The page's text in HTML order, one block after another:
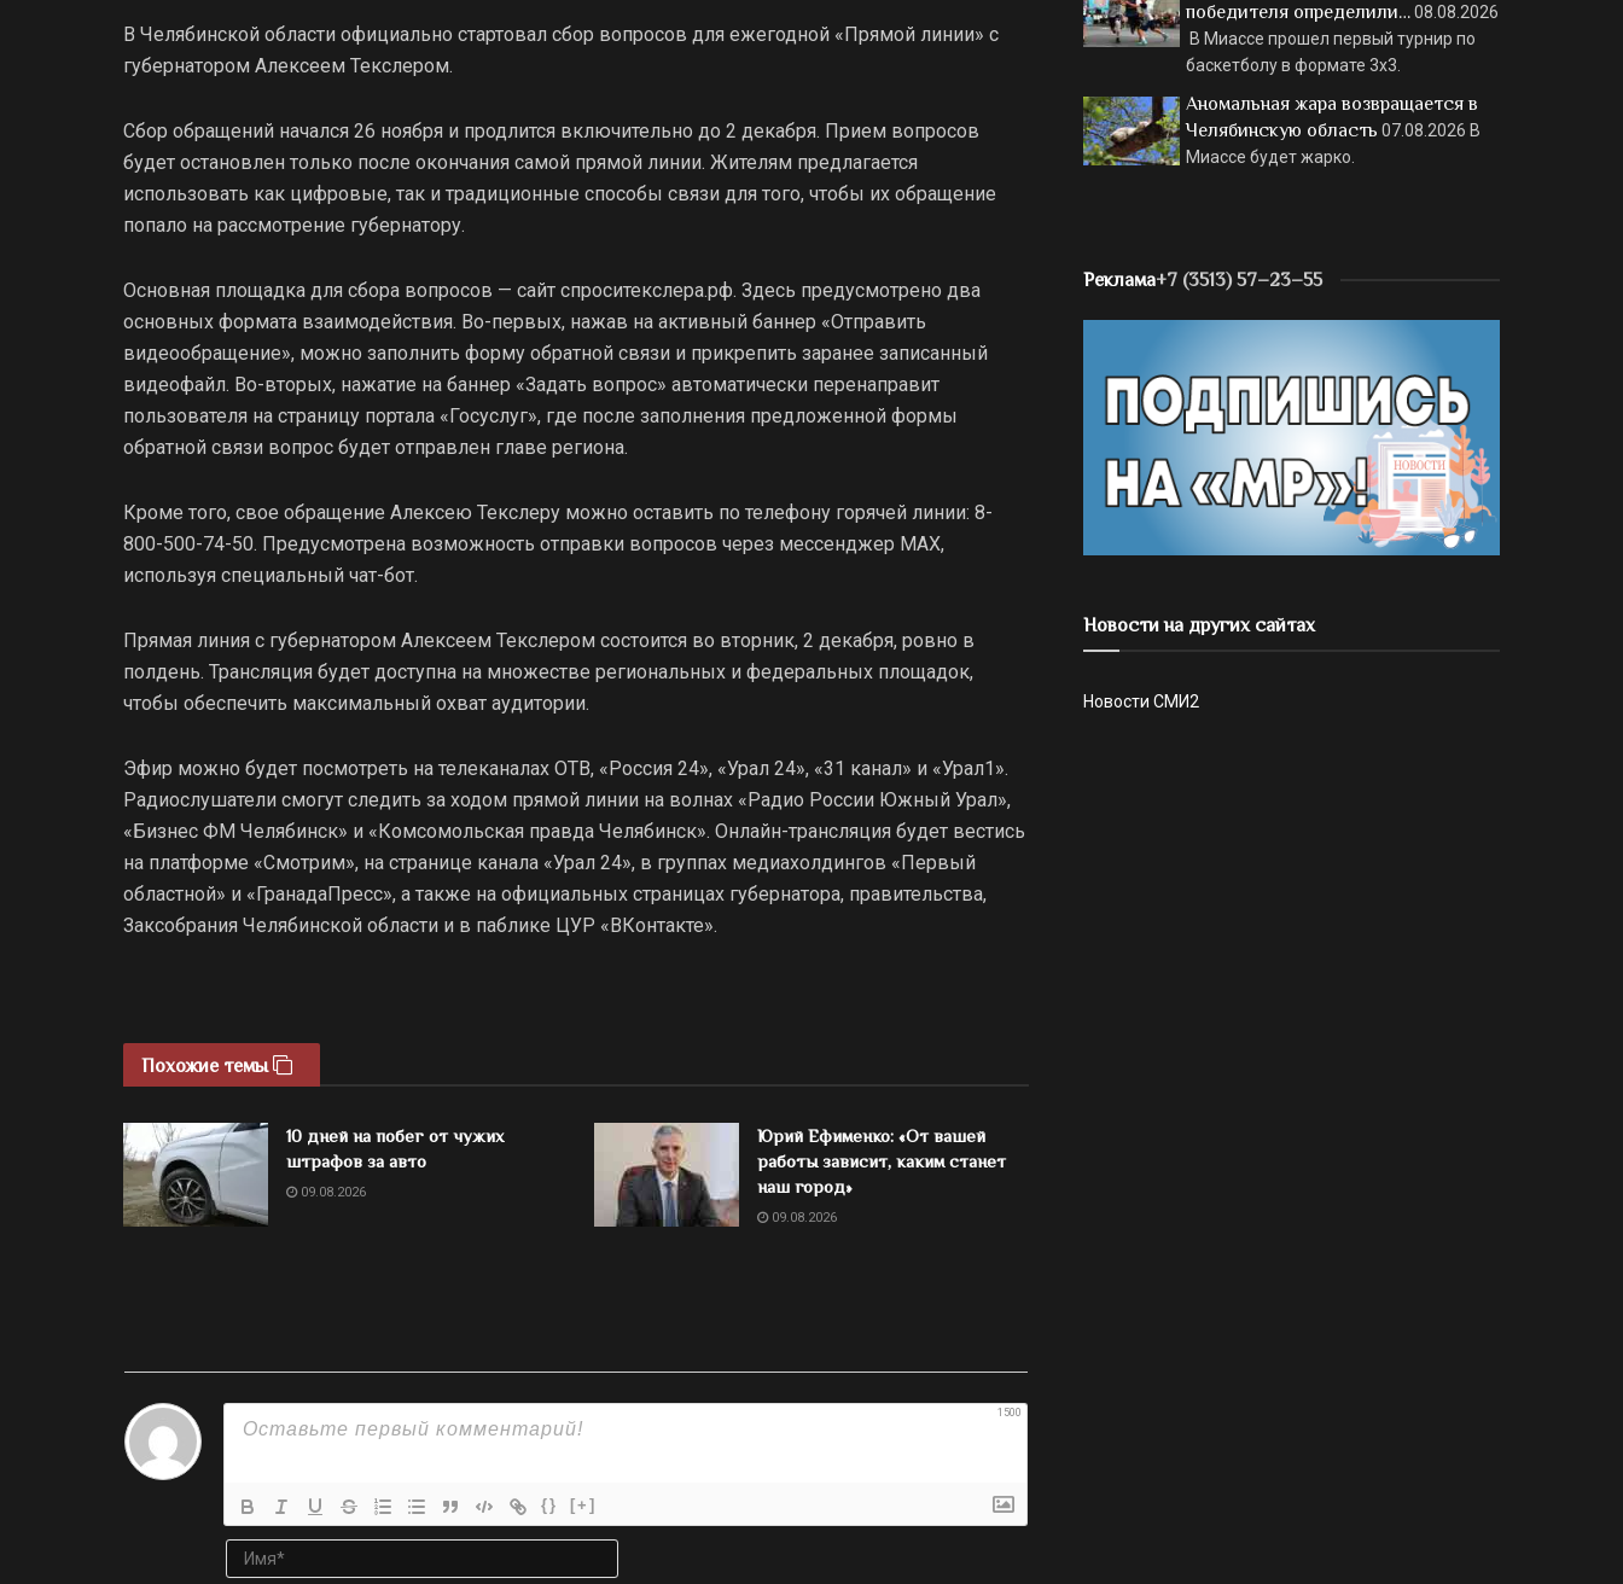
В Челябинской области официально стартовал сбор вопросов для ежегодной «Прямой линии» с
губернатором Алексеем Текслером.
Сбор обращений начался 26 ноября и продлится включительно до 2 декабря. Прием вопросов
будет остановлен только после окончания самой прямой линии. Жителям предлагается
использовать как цифровые, так и традиционные способы связи для того, чтобы их обращение
попало на рассмотрение губернатору.
Основная площадка для сбора вопросов — сайт спроситекслера.рф. Здесь предусмотрено два
основных формата взаимодействия. Во-первых, нажав на активный баннер «Отправить
видеообращение», можно заполнить форму обратной связи и прикрепить заранее записанный
видеофайл. Во-вторых, нажатие на баннер «Задать вопрос» автоматически перенаправит
пользователя на страницу портала «Госуслуг», где после заполнения предложенной формы
обратной связи вопрос будет отправлен главе региона.
Кроме того, свое обращение Алексею Текслеру можно оставить по телефону горячей линии: 8-
800-500-74-50. Предусмотрена возможность отправки вопросов через мессенджер MAX,
используя специальный чат-бот.
Прямая линия с губернатором Алексеем Текслером состоится во вторник, 2 декабря, ровно в
полдень. Трансляция будет доступна на множестве региональных и федеральных площадок,
чтобы обеспечить максимальный охват аудитории.
Эфир можно будет посмотреть на телеканалах ОТВ, «Россия 24», «Урал 24», «31 канал» и «Урал1».
Радиослушатели смогут следить за ходом прямой линии на волнах «Радио России Южный Урал»,
«Бизнес ФМ Челябинск» и «Комсомольская правда Челябинск». Онлайн-трансляция будет вестись
на платформе «Смотрим», на странице канала «Урал 24», в группах медиахолдингов «Первый
областной» и «ГранадаПресс», а также на официальных страницах губернатора, правительства,
Заксобрания Челябинской области и в паблике ЦУР «ВКонтакте».
Похожие темы
10 дней на побег от чужих
штрафов за авто
09.08.2026
Юрий Ефименко: «От вашей
работы зависит, каким станет
наш город»
09.08.2026
1500
{} [+]
Имя*
победителя определили…08.08.2026
В Миассе прошел первый турнир по
баскетболу в формате 3х3.
Аномальная жара возвращается в
Челябинскую область 07.08.2026 В
Миассе будет жарко.
Реклама+7 (3513) 57–23–55
Новости на других сайтах
Новости СМИ2